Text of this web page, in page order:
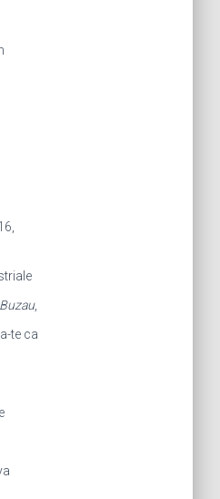
Buzau,
te ca